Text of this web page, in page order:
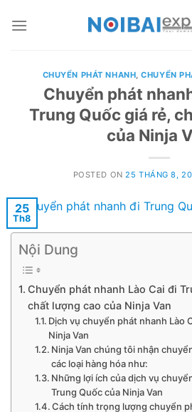
CHUYỂN PHÁT NHANH,CHUYỂN
Chuyển phát
Trung Quốc giá rẻ,
của Ninja
POSTED ON 25 THÁNG 8,
25
Th8
Nội Dung
Chuyển phát nhanh Lào Cai đi
chất lượng cao của Ninja Van
Dịch vụ chuyển phát nhanh Lào
Ninja Van
Ninja Van chúng tôi nhận
các loại hàng hóa như:
Những lợi ích của dịch vụ
Trung Quốc của Ninja Van
Cách tính trọng lượng chuyển